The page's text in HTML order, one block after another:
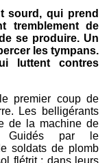
sourd, qui prend
tremblement de
se produire. Un
les tympans.
luttent contres
premier coup de
Les belligérants
de la machine de
Guidés par le
soldats de plomb
flétrit ; dans leurs